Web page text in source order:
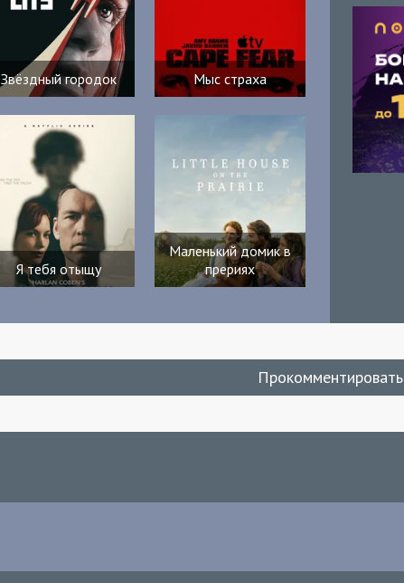
Звёздный городок Мыс страха
Я тебя отыщу
Маленький домик в
прериях
Прокомментировать